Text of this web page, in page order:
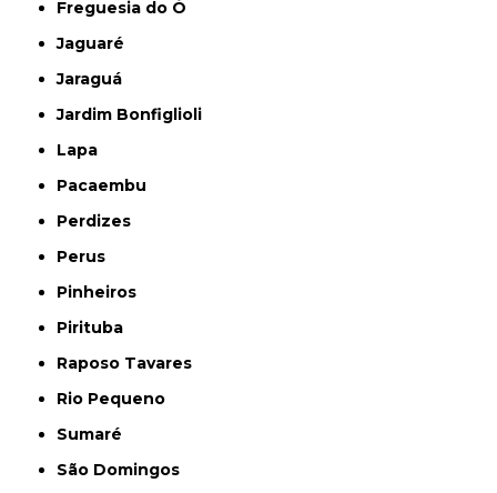
Freguesia do Ó
Jaguaré
Jaraguá
Jardim Bonfiglioli
Lapa
Pacaembu
Perdizes
Perus
Pinheiros
Pirituba
Raposo Tavares
Rio Pequeno
Sumaré
São Domingos